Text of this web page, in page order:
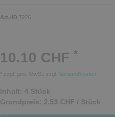
Art.-ID 7226
10.10 CHF *
* zzgl. ges. MwSt. zzgl. Versandkosten
Inhalt: 4 Stück
Grundpreis: 2.53 CHF / Stück